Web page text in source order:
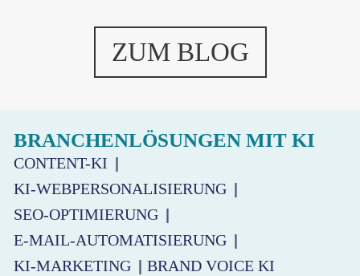
ZUM BLOG
BRANCHENLÖSUNGEN MIT KI
CONTENT-KI
KI-WEBPERSONALISIERUNG
SEO-OPTIMIERUNG
E-MAIL-AUTOMATISIERUNG
KI-MARKETING
BRAND VOICE KI